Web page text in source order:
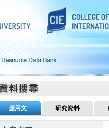
應用文 研究資料